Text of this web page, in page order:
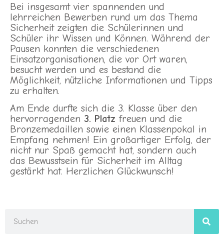
Bei insgesamt vier spannenden und
lehrreichen Bewerben rund um das Thema
Sicherheit zeigten die Schülerinnen und
Schüler ihr Wissen und Können. Während der
Pausen konnten die verschiedenen
Einsatzorganisationen, die vor Ort waren,
besucht werden und es bestand die
Möglichkeit, nützliche Informationen und Tipps
zu erhalten.
Am Ende durfte sich die 3. Klasse über den
hervorragenden 3. Platz freuen und die
Bronzemedaillen sowie einen Klassenpokal in
Empfang nehmen! Ein großartiger Erfolg, der
nicht nur Spaß gemacht hat, sondern auch
das Bewusstsein für Sicherheit im Alltag
gestärkt hat. Herzlichen Glückwunsch!